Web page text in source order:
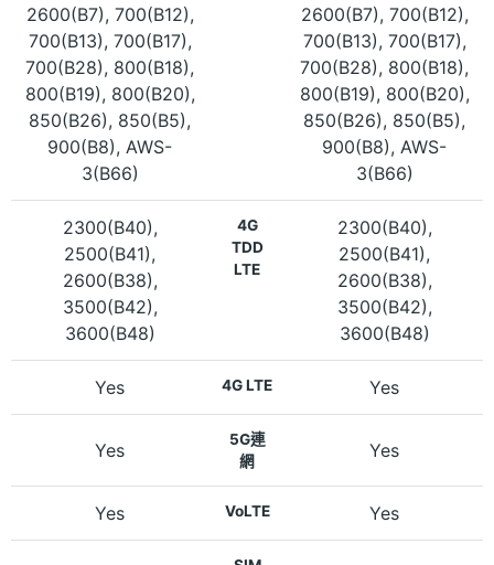
2600(B7), 700(B12),
700(B13), 700(B17),
700(B28), 800(B18),
800(B19), 800(B20),
850(B26), 850(B5),
900(B8), AWS-
3(B66)
2600(B7), 700(B12),
700(B13), 700(B17),
700(B28), 800(B18),
800(B19), 800(B20),
850(B26), 850(B5),
900(B8), AWS-
3(B66)
2300(B40),
2500(B41),
2600(B38),
3500(B42),
3600(B48)
4G
TDD
LTE
2300(B40),
2500(B41),
2600(B38),
3500(B42),
3600(B48)
Yes 4G LTE Yes
Yes
5G連
網
Yes
Yes VoLTE Yes